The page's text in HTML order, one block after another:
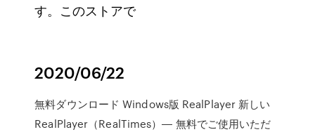
す。このストアで
2020/06/22
無料ダウンロード Windows版 RealPlayer 新しい
RealPlayer（RealTimes）― 無料でご使用いただ